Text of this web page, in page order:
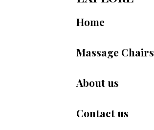
Home
Massage Chairs
About us
Contact us